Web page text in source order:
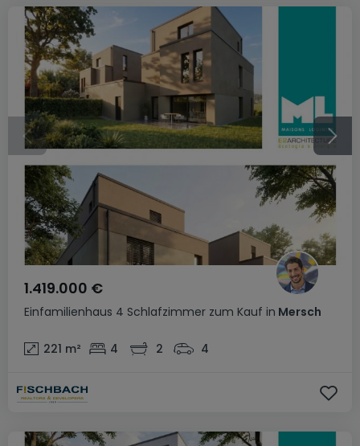
Einfamilienhaus 4 Schlafzimmer zum Kauf in Mersch
1.419.000 €
221 m² 4 2 4